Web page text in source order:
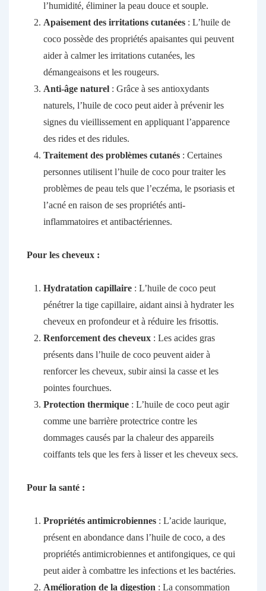
l’humidité, éliminer la peau douce et souple.
Apaisement des irritations cutanées : L’huile de
coco possède des propriétés apaisantes qui peuvent
aider à calmer les irritations cutanées, les
démangeaisons et les rougeurs.
Anti-âge naturel : Grâce à ses antioxydants
naturels, l’huile de coco peut aider à prévenir les
signes du vieillissement en appliquant l’apparence
des rides et des ridules.
Traitement des problèmes cutanés : Certaines
personnes utilisent l’huile de coco pour traiter les
problèmes de peau tels que l’eczéma, le psoriasis et
l’acné en raison de ses propriétés anti-
inflammatoires et antibactériennes.
Pour les cheveux :
Hydratation capillaire : L’huile de coco peut
pénétrer la tige capillaire, aidant ainsi à hydrater les
cheveux en profondeur et à réduire les frisottis.
Renforcement des cheveux : Les acides gras
présents dans l’huile de coco peuvent aider à
renforcer les cheveux, subir ainsi la casse et les
pointes fourchues.
Protection thermique : L’huile de coco peut agir
comme une barrière protectrice contre les
dommages causés par la chaleur des appareils
coiffants tels que les fers à lisser et les cheveux secs.
Pour la santé :
Propriétés antimicrobiennes : L’acide laurique,
présent en abondance dans l’huile de coco, a des
propriétés antimicrobiennes et antifongiques, ce qui
peut aider à combattre les infections et les bactéries.
Amélioration de la digestion : La consommation